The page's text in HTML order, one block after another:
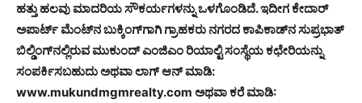
ಹತ್ತು ಹಲವು ಮಾದರಿಯ ಸೌಕರ್ಯಗಳನ್ನು ಒಳಗೊಂಡಿದೆ. ಇದೀಗ ಕೇದಾರ್
ಅಪಾರ್ಟ್ ಮೆಂಟ್‍ನ ಬುಕ್ಕಿಂಗ್‍ಗಾಗಿ ಗ್ರಾಹಕರು ನಗರದ ಕಾಪಿಕಾಡ್‍ನ ಸುಪ್ರಭಾತ್
ಬಿಲ್ಡಿಂಗ್‍ನಲ್ಲಿರುವ ಮುಕುಂದ್ ಎಂಜಿಎಂ ರಿಯಾಲ್ಟಿ ಸಂಸ್ಥೆಯ ಕಛೇರಿಯನ್ನು
ಸಂಪರ್ಕಿಸಬಹುದು ಅಥವಾ ಲಾಗ್ ಆನ್ ಮಾಡಿ:
www.mukundmgmrealty.com ಅಥವಾ ಕರೆ ಮಾಡಿ: